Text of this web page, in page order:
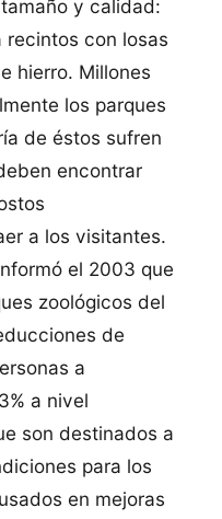
y calidad:
recintos con losas
hierro. Millones
los parques
de éstos sufren
encontrar
a los visitantes.
el 2003 que
zoológicos del
de
a
a nivel
son destinados a
para los
en mejoras